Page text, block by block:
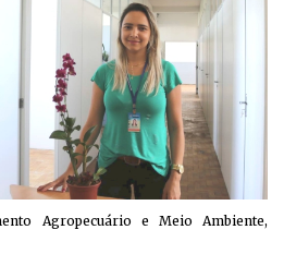
Agropecuário e Meio Ambiente,